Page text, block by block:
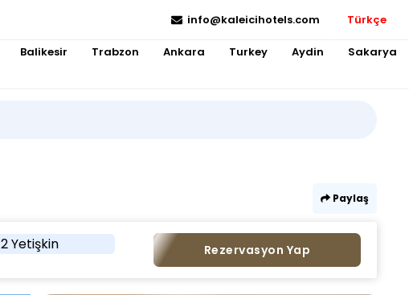
info@kaleicihotels.com Türkçe
Balikesir Trabzon Ankara Turkey Aydin Sakarya
Paylaş
2 Yetişkin Rezervasyon Yap